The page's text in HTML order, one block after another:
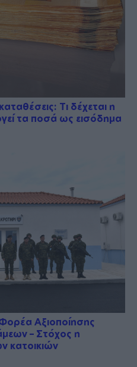
Τι δέχεται η
τα ποσά ως εισόδημα
Φορέα Αξιοποίησης
– Στόχος η
κατοικιών